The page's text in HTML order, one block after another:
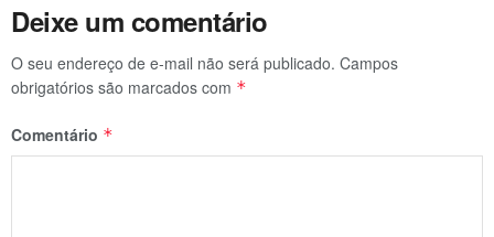
Deixe um comentário
O seu endereço de e-mail não será publicado. Campos
obrigatórios são marcados com *
Comentário *